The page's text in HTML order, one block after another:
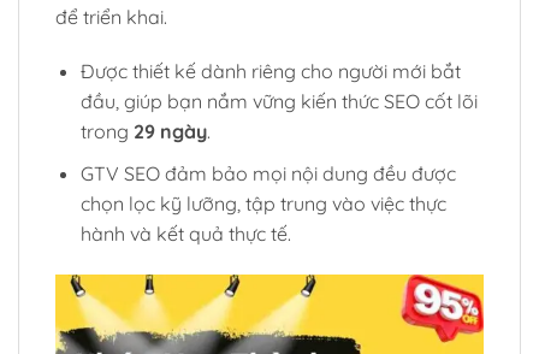
để triển khai.
Được thiết kế dành riêng cho người mới bắt
đầu, giúp bạn nắm vững kiến thức SEO cốt lõi
trong 29 ngày.
GTV SEO đảm bảo mọi nội dung đều được
chọn lọc kỹ lưỡng, tập trung vào việc thực
hành và kết quả thực tế.